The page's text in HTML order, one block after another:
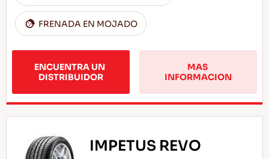
FRENADA EN MOJADO
ENCUENTRA UN
DISTRIBUIDOR
MAS
INFORMACION
IMPETUS REVO